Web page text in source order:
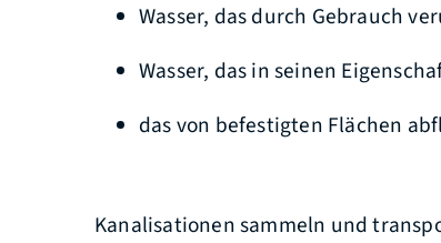
Wasser, das durch Gebrauch
Wasser, das in seinen
das von befestigten Flächen
Kanalisationen sammeln und